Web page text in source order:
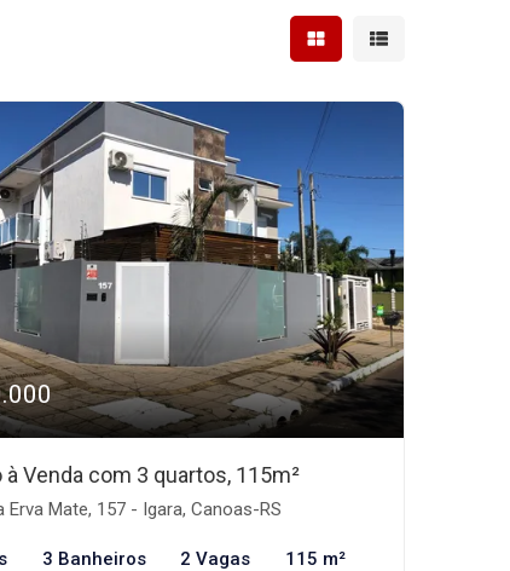
Mostrar resultados em
Mostrar
à Venda com 3 quartos, 115m²
Erva Mate, 157 - Igara, Canoas-RS
3 Banheiros 2 Vagas 115 m²